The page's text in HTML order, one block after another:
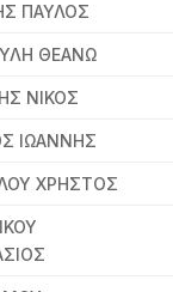
ΠΑΥΛΟΣ
ΘΕΑΝΩ
ΝΙΚΟΣ
ΙΩΑΝΝΗΣ
ΧΡΗΣΤΟΣ